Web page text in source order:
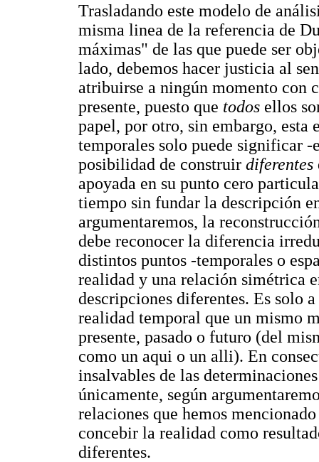
Trasladando este modelo de
misma linea de la referencia de
máximas" de las que puede ser
lado, debemos hacer justicia al
atribuirse a ningún momento con
presente, puesto que todos ellos
papel, por otro, sin embargo, esta
temporales solo puede significar
posibilidad de construir diferentes
apoyada en su punto cero
tiempo sin fundar la descripción
argumentaremos, la
debe reconocer la diferencia
distintos puntos -temporales o
realidad y una relación simétrica
descripciones diferentes. Es solo
realidad temporal que un mismo
presente, pasado o futuro (del
como un aqui o un alli). En
insalvables de las
únicamente, según
relaciones que hemos
concebir la realidad como
diferentes.